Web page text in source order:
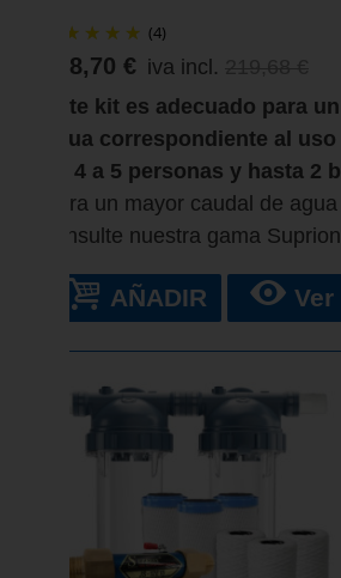
(4)
208,70 € iva incl.
Este kit es adecuado para
agua correspondiente al
de 4 a 5 personas y hasta 2
Para un mayor caudal de
consulte nuestra gama
AÑADIR Ver